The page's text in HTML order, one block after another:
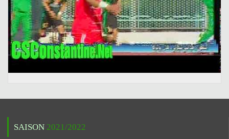
SAISON 2021/2022